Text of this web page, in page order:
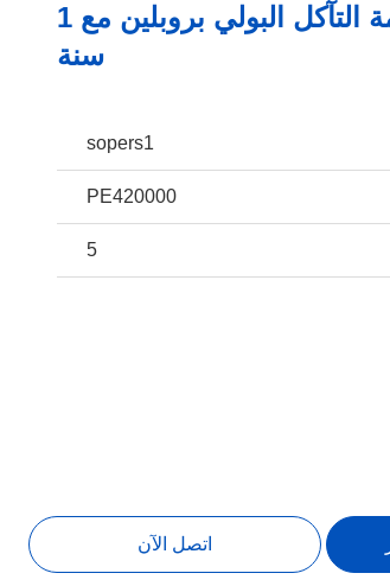
2 أبواب خزانة السلامة التآكل البولي بروبلين مع 1
سنة
sopers1
PE420000
5
اتصل الآن